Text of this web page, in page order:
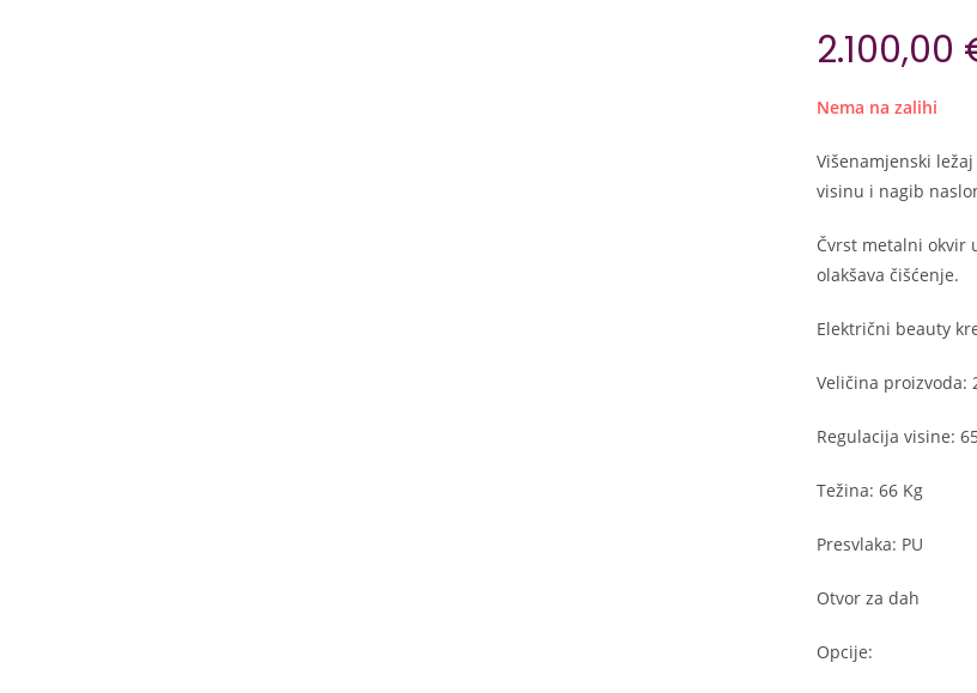
2.100,00
Nema na zalihi
Višenamjenski
visinu i nagib
Čvrst metalni okvir
olakšava čišćenje.
Električni beauty
Veličina proizvoda:
Regulacija visine:
Težina: 66 Kg
Presvlaka: PU
Otvor za dah
Opcije: